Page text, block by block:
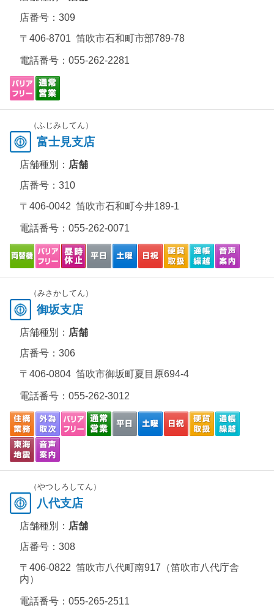
店番号：309
〒406-8701 笛吹市石和町市部789-78
電話番号： 055-262-2281
（ふじみしてん）
富士見支店
店舗種別： 店舗
店番号：310
〒406-0042 笛吹市石和町今井189-1
電話番号： 055-262-0071
（みさかしてん）
御坂支店
店舗種別： 店舗
店番号：306
〒406-0804 笛吹市御坂町夏目原694-4
電話番号： 055-262-3012
（やつしろしてん）
八代支店
店舗種別： 店舗
店番号：308
〒406-0822 笛吹市八代町南917（笛吹市八代庁舎
内）
電話番号： 055-265-2511